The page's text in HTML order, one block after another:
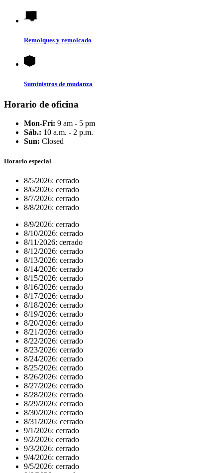
Remolques y remolcado
Suministros de mudanza
Horario de oficina
Mon-Fri: 9 am - 5 pm
Sáb.: 10 a.m. - 2 p.m.
Sun: Closed
Horario especial
8/5/2026: cerrado
8/6/2026: cerrado
8/7/2026: cerrado
8/8/2026: cerrado
8/9/2026: cerrado
8/10/2026: cerrado
8/11/2026: cerrado
8/12/2026: cerrado
8/13/2026: cerrado
8/14/2026: cerrado
8/15/2026: cerrado
8/16/2026: cerrado
8/17/2026: cerrado
8/18/2026: cerrado
8/19/2026: cerrado
8/20/2026: cerrado
8/21/2026: cerrado
8/22/2026: cerrado
8/23/2026: cerrado
8/24/2026: cerrado
8/25/2026: cerrado
8/26/2026: cerrado
8/27/2026: cerrado
8/28/2026: cerrado
8/29/2026: cerrado
8/30/2026: cerrado
8/31/2026: cerrado
9/1/2026: cerrado
9/2/2026: cerrado
9/3/2026: cerrado
9/4/2026: cerrado
9/5/2026: cerrado